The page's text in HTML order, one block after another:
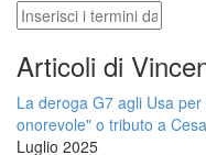
Cerca
Articoli di
La deroga G7 agli Usa
onorevole" o tributo a
Luglio 2025